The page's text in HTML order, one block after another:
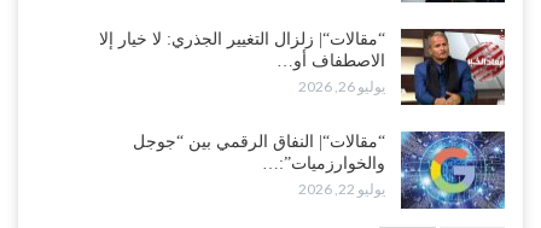
“مقالات“| زلزال التغيير الجذري: لا خيار إلا
الاصطفاف أو…
يوليو 26, 2026
“مقالات“| النفاق الرقمي بين “جوجل
والخوارزميات”:…
يوليو 22, 2026